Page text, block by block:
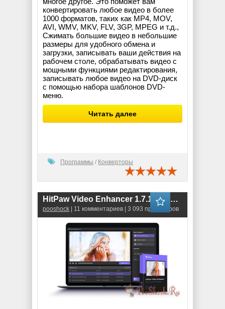
конвертировать любое видео в более
1000 форматов, таких как MP4, MOV,
AVI, WMV, MKV, FLV, 3GP, MPEG и т.д.,
Сжимать большие видео в небольшие
размеры для удобного обмена и
загрузки, записывать ваши действия на
рабочем столе, обрабатывать видео с
мощными функциями редактирования,
записывать любое видео на DVD-диск
с помощью набора шаблонов DVD-
меню.
Читать далее
Программы / Конверторы
HitPaw Video Enhancer 1.7.1 RePack
pooshock | 11 комментариев | 3 093 просмотров